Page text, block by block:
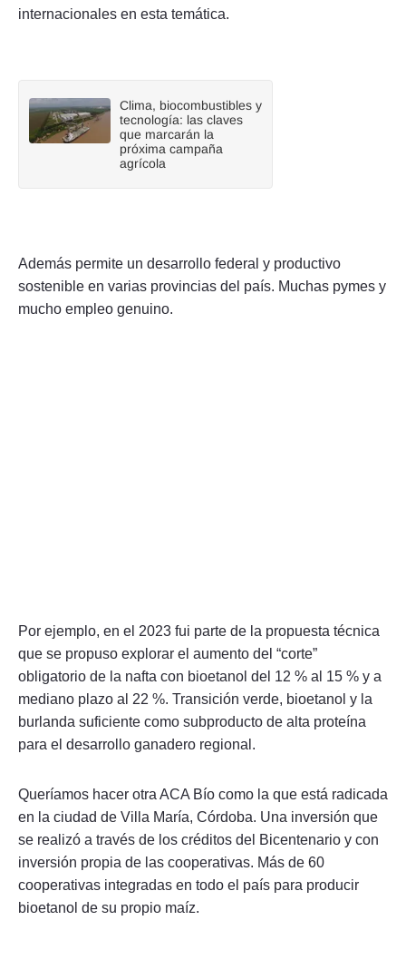
internacionales en esta temática.
Clima, biocombustibles y
tecnología: las claves
que marcarán la
próxima campaña
agrícola
Además permite un desarrollo federal y productivo
sostenible en varias provincias del país. Muchas pymes y
mucho empleo genuino.
Por ejemplo, en el 2023 fui parte de la propuesta técnica
que se propuso explorar el aumento del “corte”
obligatorio de la nafta con bioetanol del 12 % al 15 % y a
mediano plazo al 22 %. Transición verde, bioetanol y la
burlanda suficiente como subproducto de alta proteína
para el desarrollo ganadero regional.
Queríamos hacer otra ACA Bío como la que está radicada
en la ciudad de Villa María, Córdoba. Una inversión que
se realizó a través de los créditos del Bicentenario y con
inversión propia de las cooperativas. Más de 60
cooperativas integradas en todo el país para producir
bioetanol de su propio maíz.